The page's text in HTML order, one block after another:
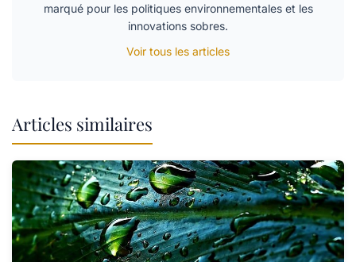
marqué pour les politiques environnementales et les
innovations sobres.
Voir tous les articles
Articles similaires